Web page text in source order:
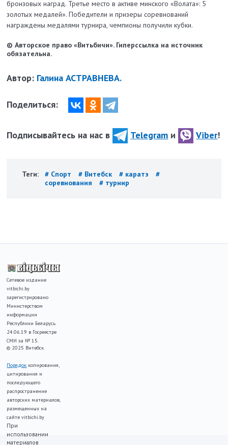
бронзовых наград. Третье место в активе минского «Волата»: 5
золотых медалей». Победители и призеры соревнований
награждены медалями турнира, чемпионы получили кубки.
© Авторское право «Витьбичи». Гиперссылка на источник
обязательна.
Автор: Галина АСТРАВНЕВА.
Поделиться:
Подписывайтесь на нас в Telegram и Viber!
Теги: # Спорт # Витебск # каратэ
#
соревнования
# турнир
Сетевое издание
vitbichi.by
зарегистрировано
Министерством
информации
Республики Беларусь
24.06.19 в Госреестре
СМИ за № 15.
© 2025 Витебск
Порядок копирования,
цитирования и
последующего
распространение
авторских материалов,
размещенных на
сайте vitbichi.by
При
использовании
материалов